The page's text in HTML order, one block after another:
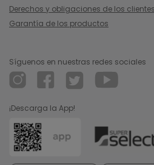
Derechos y obligaciones de los clientes
Garantía de los productos
Síguenos en nuestras redes sociales
¡Descarga la App!